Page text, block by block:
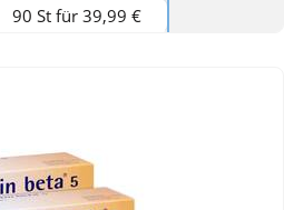
90 St für 39,99 €